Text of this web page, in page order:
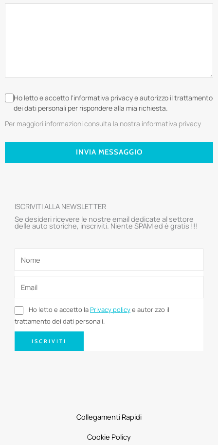
Ho letto e accetto l'informativa privacy e autorizzo il trattamento
dei dati personali per rispondere alla mia richiesta.
Per maggiori informazioni consulta la nostra informativa privacy
INVIA MESSAGGIO
ISCRIVITI ALLA NEWSLETTER
Se desideri ricevere le nostre email dedicate al settore
delle auto storiche, inscriviti. Niente SPAM ed è gratis !!!
Ho letto e accetto laPrivacy policye autorizzo il
trattamento dei dati personali.
ISCRIVITI
Collegamenti Rapidi
Cookie Policy